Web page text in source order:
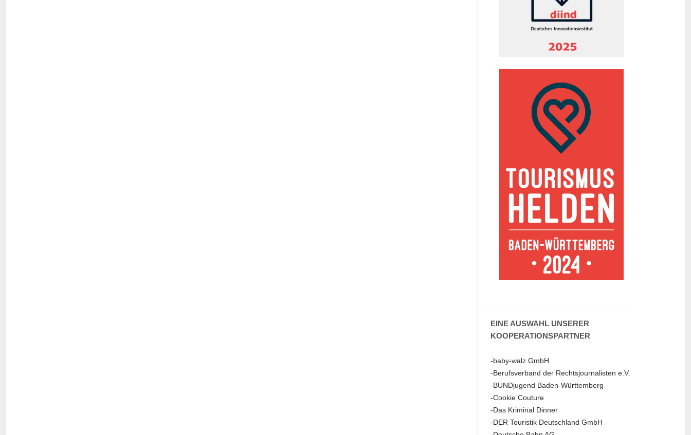
EINE AUSWAHL UNSERER
KOOPERATIONSPARTNER
-baby-walz GmbH
-Berufsverband der Rechtsjournalisten e.V.
-BUNDjugend Baden-Württemberg
-Cookie Couture
-Das Kriminal Dinner
-DER Touristik Deutschland GmbH